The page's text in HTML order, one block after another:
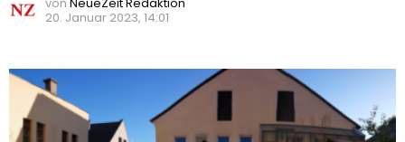
20. Januar 2023, 14:01